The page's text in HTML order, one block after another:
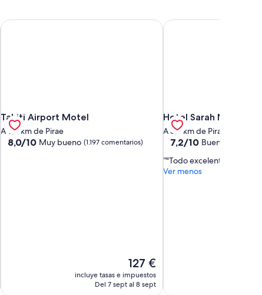
Tahiti Airport Motel
Tahiti Airport Motel
A 9,8 km de Pirae
8.0
8,0/10 Muy bueno (1.197 comentarios)
El
precio
actual
127 €
incluye tasas e impuestos
Del 7 sept al 8 sept
Tahiti Airport Motel
Hotel Sarah Nui
Hotel Sarah Nui
A 6,9 km de Pirae
7.2
10,
Bueno,
7,2/10 Bueno
"Todo excelente!!!!"
Ver menos
Hotel Sarah Nui